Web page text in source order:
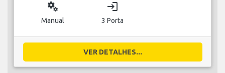
miscellaneous_services
Manual
login
3 Porta
VER DETALHES...